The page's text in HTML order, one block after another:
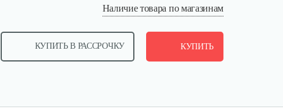
Наличие товара по магазинам
КУПИТЬ В РАССРОЧКУ КУПИТЬ
Ролик натяжения ремня Нева
20 руб Смотреть